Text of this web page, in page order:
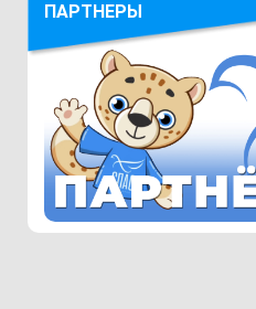
ПАРТНЕРЫ